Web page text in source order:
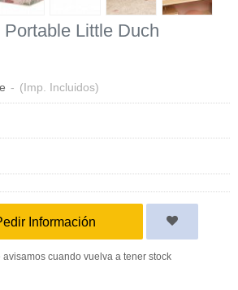
Little Duch
- (Imp. Incluidos)
Información
avisamos cuando vuelva a tener stock